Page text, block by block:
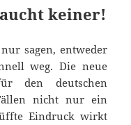
keiner!
sagen, entweder
weg. Die neue
den deutschen
nicht nur ein
Eindruck wirkt